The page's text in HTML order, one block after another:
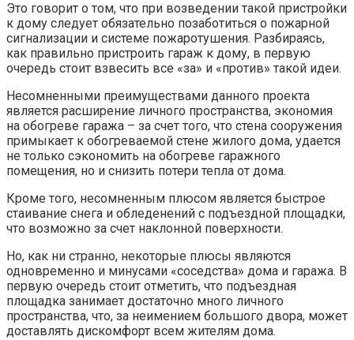
Это говорит о том, что при возведении такой пристройки
к дому следует обязательно позаботиться о пожарной
сигнализации и системе пожаротушения. Разбираясь,
как правильно пристроить гараж к дому, в первую
очередь стоит взвесить все «за» и «против» такой идеи.
Несомненными преимуществами данного проекта
является расширение личного пространства, экономия
на обогреве гаража – за счет того, что стена сооружения
примыкает к обогреваемой стене жилого дома, удается
не только сэкономить на обогреве гаражного
помещения, но и снизить потери тепла от дома.
Кроме того, несомненным плюсом является быстрое
стаивание снега и обледенений с подъездной площадки,
что возможно за счет наклонной поверхности.
Но, как ни странно, некоторые плюсы являются
одновременно и минусами «соседства» дома и гаража. В
первую очередь стоит отметить, что подъездная
площадка занимает достаточно много личного
пространства, что, за неимением большого двора, может
доставлять дискомфорт всем жителям дома.